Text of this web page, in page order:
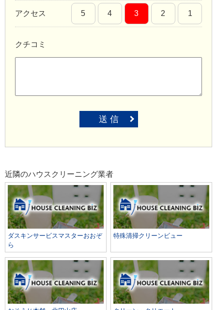
アクセス 5 4 3 2 1
クチコミ
送 信
近隣のハウスクリーニング業者
ダスキンサービスマスターおおぞ
ら
特殊清掃クリーンビュー